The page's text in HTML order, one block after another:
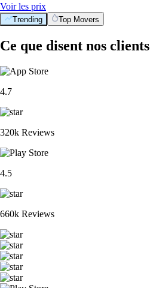
Voir les prix
Trending Top Movers
Ce que disent nos clients
4.7
320k Reviews
4.5
660k Reviews